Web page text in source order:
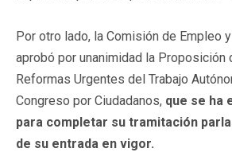
Por otro lado, la Comisión de Empleo
aprobó por unanimidad la Proposición
Reformas Urgentes del Trabajo
Congreso por Ciudadanos, que se ha
para completar su tramitación
de su entrada en vigor.